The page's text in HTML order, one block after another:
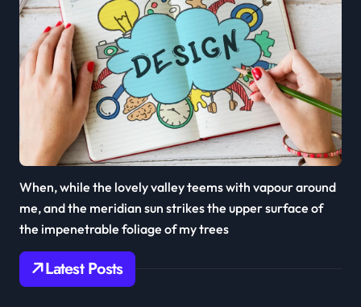
When, while the lovely valley teems with vapour around
me, and the meridian sun strikes the upper surface of
the impenetrable foliage of my trees
Latest Posts